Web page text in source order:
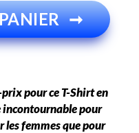
➞
pour ce T-Shirt en
pour
les femmes que pour